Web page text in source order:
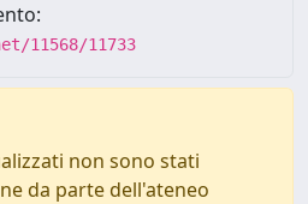
11568/11733
non sono stati
da parte dell'ateneo